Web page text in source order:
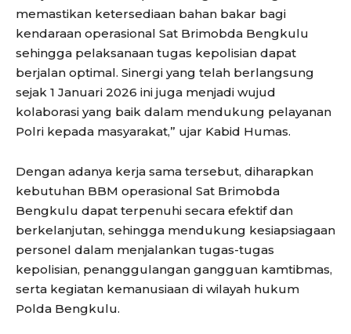
memastikan ketersediaan bahan bakar bagi
kendaraan operasional Sat Brimobda Bengkulu
sehingga pelaksanaan tugas kepolisian dapat
berjalan optimal. Sinergi yang telah berlangsung
sejak 1 Januari 2026 ini juga menjadi wujud
kolaborasi yang baik dalam mendukung pelayanan
Polri kepada masyarakat,” ujar Kabid Humas.
Dengan adanya kerja sama tersebut, diharapkan
kebutuhan BBM operasional Sat Brimobda
Bengkulu dapat terpenuhi secara efektif dan
berkelanjutan, sehingga mendukung kesiapsiagaan
personel dalam menjalankan tugas-tugas
kepolisian, penanggulangan gangguan kamtibmas,
serta kegiatan kemanusiaan di wilayah hukum
Polda Bengkulu.